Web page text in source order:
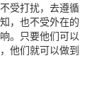
受打扰，去遵循
，也不受外在的
。只要他们可以
他们就可以做到